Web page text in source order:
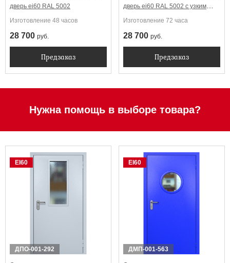
дверь ei60 RAL 5002
Изготовление 48 часов
28 700 руб.
Предзаказ
дверь ei60 RAL 5002 с узким
стеклопакетом
Изготовление 72 часа
28 700 руб.
Предзаказ
Нужна помощь в выборе товара?
EI60
ДПО-001-292
EI60
ДМП-001-563